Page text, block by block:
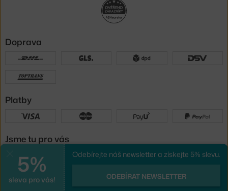
5%
sleva pro vás!
Odebírejte náš newsletter a získejte 5% slevu.
ODEBÍRAT NEWSLETTER
Doprava
Platby
Jsme tu pro vás
e-shop na míruod